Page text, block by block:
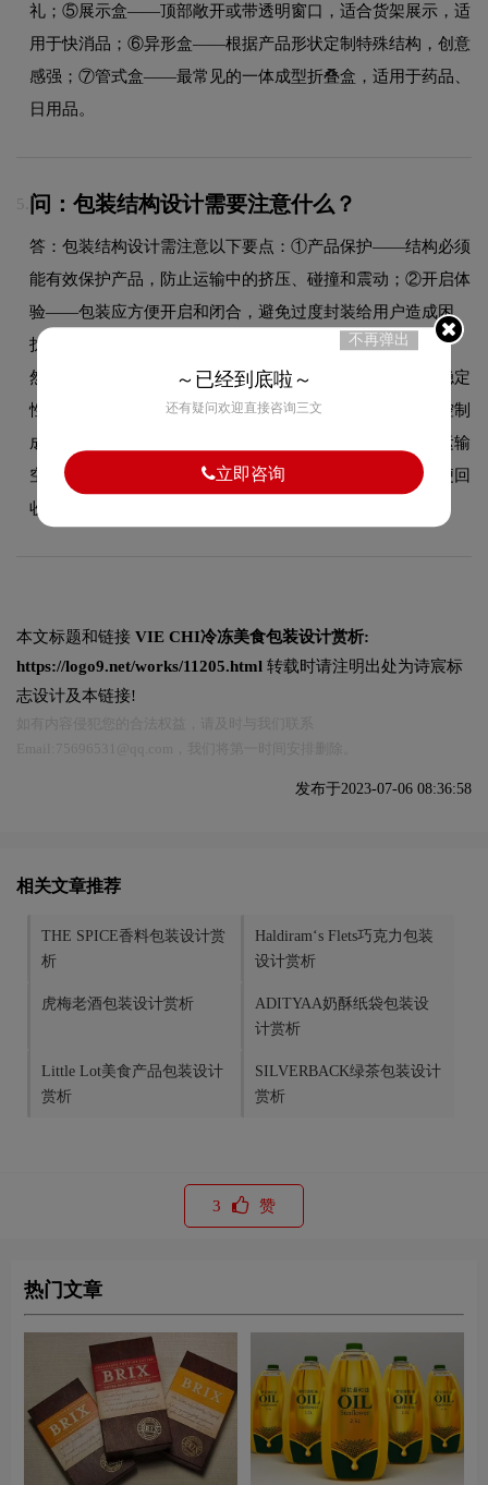
礼；⑤展示盒——顶部敞开或带透明窗口，适合货架展示，适
用于快消品；⑥异形盒——根据产品形状定制特殊结构，创意
感强；⑦管式盒——最常见的一体成型折叠盒，适用于药品、
日用品。
5. 问：包装结构设计需要注意什么？
答：包装结构设计需注意以下要点：①产品保护——结构必须
能有效保护产品，防止运输中的挤压、碰撞和震动；②开启体
验——包装应方便开启和闭合，避免过度封装给用户造成困
扰；③货架展示——正面展示面积最大化，关键信息一目了
然；④堆叠稳定性——结构设计需考虑仓储和货架堆叠的稳定
性；⑤材料利用率——合理设计展开图，减少纸张浪费，控制
成本；⑥运输效率——结构应尽量规整，便于装箱和节省运输
空间；⑦环保可持续——尽量采用易分离的结构设计，方便回
收分类。
本文标题和链接 VIE CHI冷冻美食包装设计赏析:
https://logo9.net/works/11205.html 转载时请注明出处为诗宸标
志设计及本链接!
发布于2023-07-06 08:36:58
相关文章推荐
THE SPICE香料包装设计赏
析
Haldiram‘s Flets巧克力包装
设计赏析
虎梅老酒包装设计赏析
ADITYAA奶酥纸袋包装设
计赏析
Little Lot美食产品包装设计
赏析
SILVERBACK绿茶包装设计
赏析
3 赞
热门文章
不再弹出
～已经到底啦～
还有疑问欢迎直接咨询三文
立即咨询